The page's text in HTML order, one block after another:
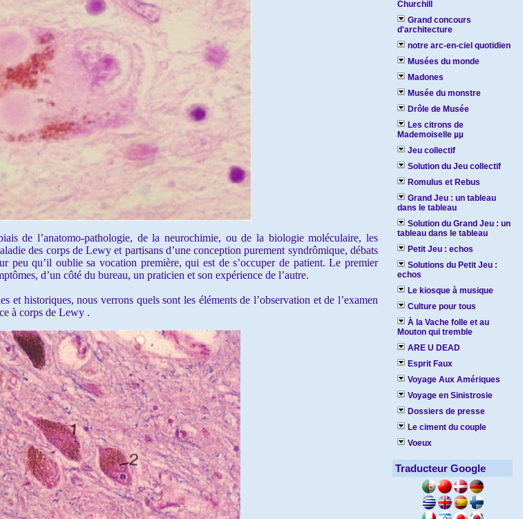
de l’anatomo-pathologie, de la neurochimie, ou de la biologie moléculaire, les
des corps de Lewy et partisans d’une conception purement syndrômique, débats
peu qu’il oublie sa vocation première, qui est de s’occuper de patient. Le premier
d’un côté du bureau, un praticien et son expérience de l’autre.
historiques, nous verrons quels sont les éléments de l’observation et de l’examen
à corps de Lewy .
Churchill
Grand concours
d'architecture
notre arc-en-ciel quotidien
Musées du monde
Madones
Musée du monstre
Drôle de Musée
Les citrons de
Mademoiselle µµ
Jeu collectif
Solution du Jeu collectif
Romulus et Rebus
Grand Jeu : un tableau
dans le tableau
Solution du Grand Jeu : un
tableau dans le tableau
Petit Jeu : echos
Solutions du Petit Jeu :
echos
Le kiosque à musique
Culture pour tous
À la Vache folle et au
Mouton qui tremble
ARE U DEAD
Esprit Faux
Voyage Aux Amériques
Voyage en Sinistrosie
Dossiers de presse
Le ciment du couple
Voeux
Traducteur Google